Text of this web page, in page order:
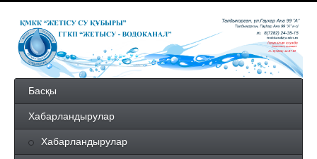
Басқы
Хабарландырулар
Хабарландырулар